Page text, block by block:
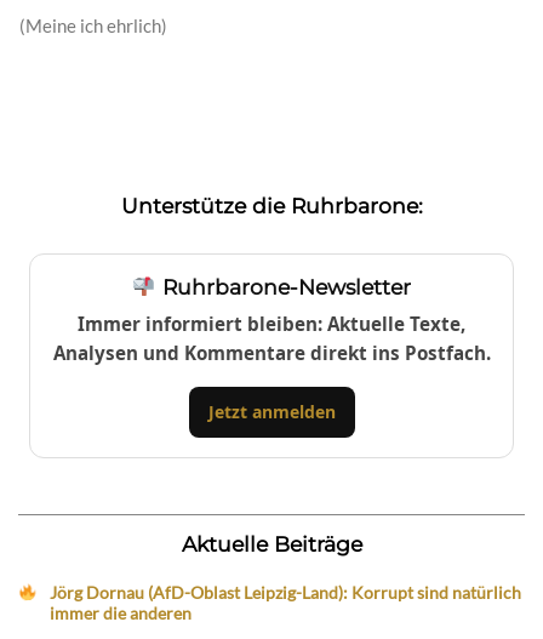
(Meine ich ehrlich)
Unterstütze die Ruhrbarone:
Ruhrbarone-Newsletter
Immer informiert bleiben: Aktuelle Texte,
Analysen und Kommentare direkt ins Postfach.
Jetzt anmelden
Aktuelle Beiträge
Jörg Dornau (AfD-Oblast Leipzig-Land): Korrupt sind natürlich
immer die anderen